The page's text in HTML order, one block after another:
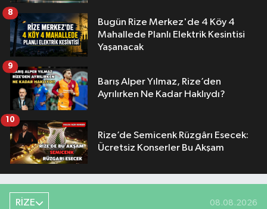
Bugün Rize Merkez'de 4 Köy 4
Mahallede Planlı Elektrik Kesintisi
Yaşanacak
8
Barış Alper Yılmaz, Rize’den
Ayrılırken Ne Kadar Haklıydı?
9
Rize’de Semicenk Rüzgârı Esecek:
Ücretsiz Konserler Bu Akşam
10
RİZE 08.08.2026